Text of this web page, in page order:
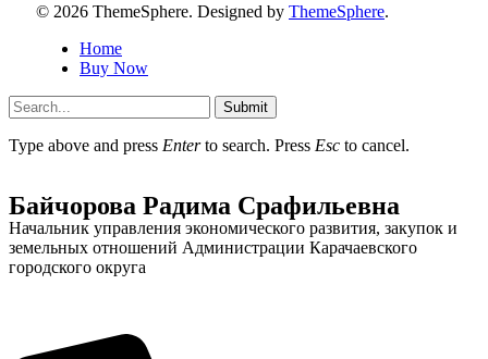
© 2026 ThemeSphere. Designed by ThemeSphere.
Home
Buy Now
Submit
Type above and press Enterto search. Press Esc to cancel.
Байчорова Радима Срафильевна
Начальник управления экономического развития, закупок и
земельных отношений Администрации Карачаевского
городского округа